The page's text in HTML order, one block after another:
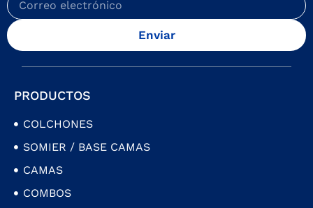
Enviar
PRODUCTOS
COLCHONES
SOMIER / BASE CAMAS
CAMAS
COMBOS